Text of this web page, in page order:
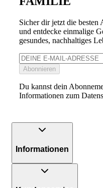
Sicher dir jetzt die besten
und entdecke einmalige
gesundes, nachhaltiges
Abonnieren
Du kannst dein
Informationen zum
Informationen